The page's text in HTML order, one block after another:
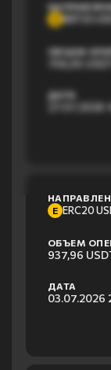
BEP20
ОБЪЕМ
ДАТА
27.07.2026
E ERC20
ОБЪЕМ
937,96
ДАТА
03.07.2026